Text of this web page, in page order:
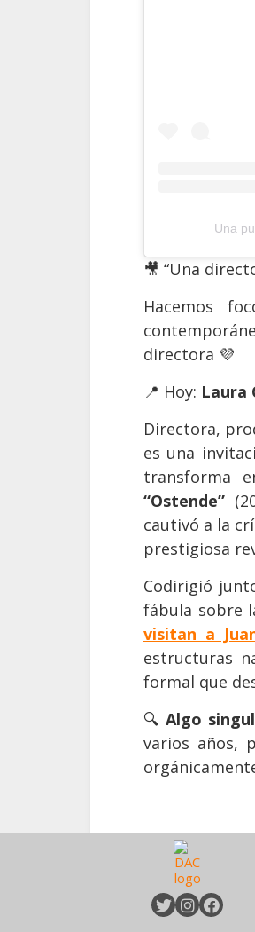
Una
🎥 “Una
Hacemos
directora 💜
📍 Hoy: Laura
Directora,
es una
transforma
“Ostende”
cautivó a la
prestigiosa
Codirigió
fábula sobre
visitan a
estructuras
formal que
🔍Algo
varios años,